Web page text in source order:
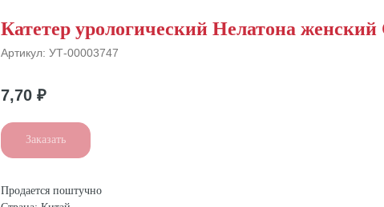
Катетер урологический Нелатона
Артикул: УТ-00003747
7,70 ₽
Заказать
Продается поштучно